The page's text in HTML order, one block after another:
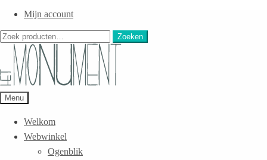
Mijn account
Zoeken
naar:
Zoeken
Menu
Welkom
Webwinkel
Ogenblik